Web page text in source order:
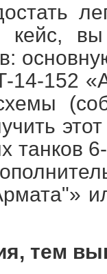
вы
14-152
танков
тем